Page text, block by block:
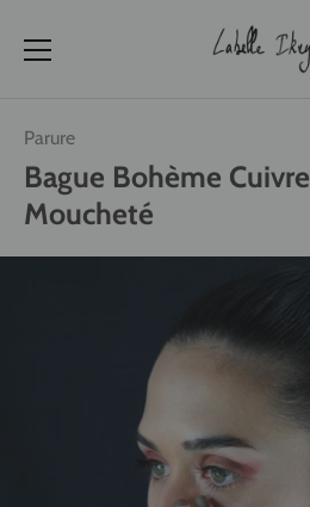
contenu
Parure
Bague Bohème Cuivre
Moucheté